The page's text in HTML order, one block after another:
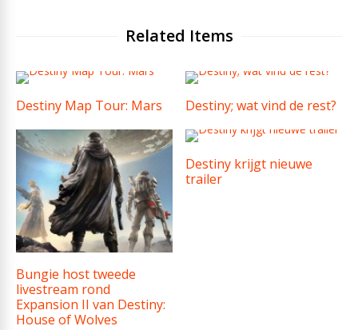
Related Items
Destiny Map Tour: Mars Destiny; wat vind de rest?
Bungie host tweede
livestream rond
Expansion II van Destiny:
House of Wolves
Destiny krijgt nieuwe
trailer